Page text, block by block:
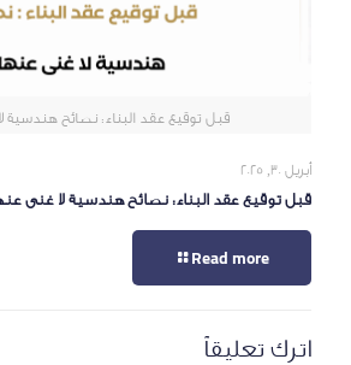
قبل توقيع عقد البناء: نصائح هندسية
أبريل 30, 2025
قبل توقيع عقد البناء: نصائح هندسية لا غنى
Read more
اترك تعليقاً